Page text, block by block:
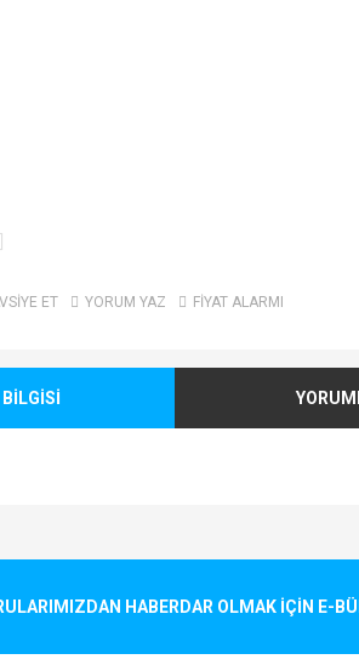
ET YORUM YAZ FİYAT ALARMI
bozuk veya görüntülenemiyor.
HABERDAR OLMAK İÇİN E-